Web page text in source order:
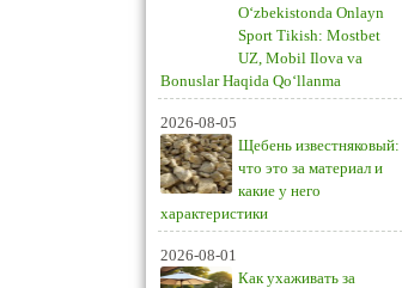
O‘zbekistonda Onlayn
Sport Tikish: Mostbet
UZ, Mobil Ilova va
Bonuslar Haqida Qo‘llanma
2026-08-05
Щебень известняковый:
что это за материал и
какие у него
характеристики
2026-08-01
Как ухаживать за